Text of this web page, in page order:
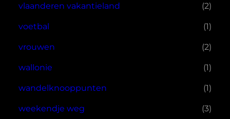
vlaanderen vakantieland (2)
voetbal (1)
vrouwen (2)
wallonie (1)
wandelknooppunten (1)
weekendje weg (3)